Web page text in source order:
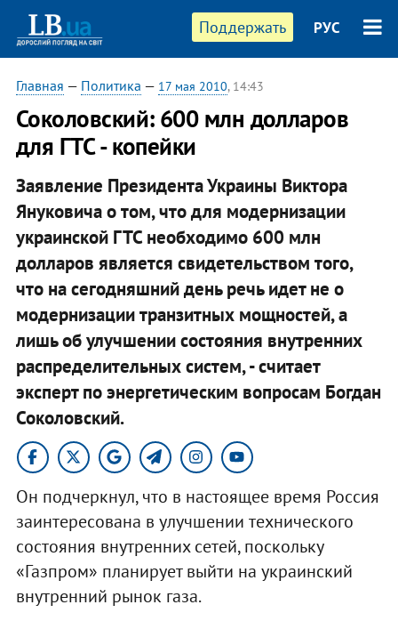
Поддержать РУС
Главная — Политика — 17 мая 2010, 14:43
Соколовский: 600 млн долларов
для ГТС - копейки
Заявление Президента Украины Виктора
Януковича о том, что для модернизации
украинской ГТС необходимо 600 млн
долларов является свидетельством того,
что на сегодняшний день речь идет не о
модернизации транзитных мощностей, а
лишь об улучшении состояния внутренних
распределительных систем, - считает
эксперт по энергетическим вопросам Богдан
Соколовский.
Он подчеркнул, что в настоящее время Россия
заинтересована в улучшении технического
состояния внутренних сетей, поскольку
«Газпром» планирует выйти на украинский
внутренний рынок газа.